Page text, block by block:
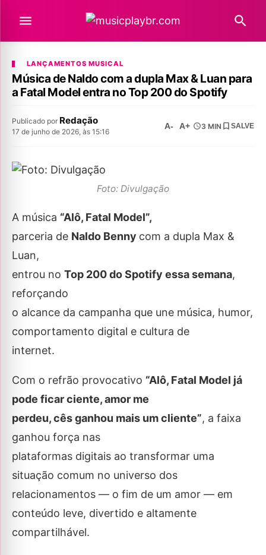
LANÇAMENTOS MUSICAL
Música de Naldo com a dupla Max & Luan para
a Fatal Model entra no Top 200 do Spotify
Publicado por Redação
17 de junho de 2026, às 15:16
A- A+ 3 MIN SALVE
Foto: Divulgação
A música “Alô, Fatal Model”,
parceria de Naldo Benny com a dupla Max &
Luan,
entrou no Top 200 do Spotify essa semana,
reforçando
o alcance da campanha que une música, humor,
comportamento digital e cultura de
internet.
Com o refrão provocativo “Alô, Fatal Model já
pode ficar ciente, amor me
perdeu, cês ganhou mais um cliente”, a faixa
ganhou força nas
plataformas digitais ao transformar uma
situação comum no universo dos
relacionamentos — o fim de um amor — em
conteúdo leve, divertido e altamente
compartilhável.